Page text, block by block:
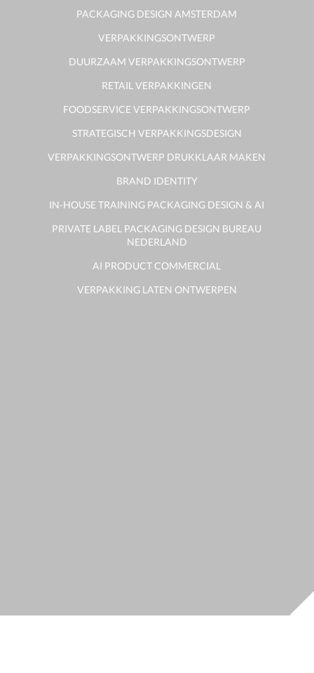
PACKAGING DESIGN AMSTERDAM
VERPAKKINGSONTWERP
DUURZAAM VERPAKKINGSONTWERP
RETAIL VERPAKKINGEN
FOODSERVICE VERPAKKINGSONTWERP
STRATEGISCH VERPAKKINGSDESIGN
VERPAKKINGSONTWERP DRUKKLAAR MAKEN
BRAND IDENTITY
IN-HOUSE TRAINING PACKAGING DESIGN & AI
PRIVATE LABEL PACKAGING DESIGN BUREAU
NEDERLAND
AI PRODUCT COMMERCIAL
VERPAKKING LATEN ONTWERPEN